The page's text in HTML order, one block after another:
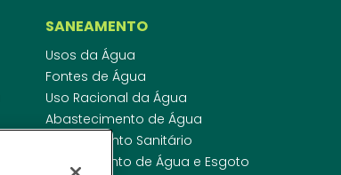
SANEAMENTO
Usos da Água
Fontes de Água
Uso Racional da Água
Abastecimento de Água
Esgotamento Sanitário
Regulamento de Água e Esgoto